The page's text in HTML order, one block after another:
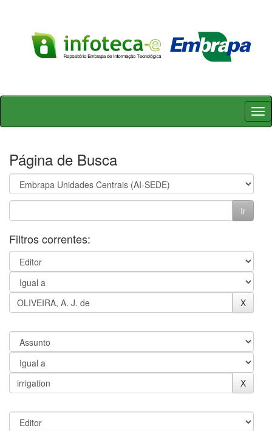
Skip
Página de Busca
Filtros correntes: